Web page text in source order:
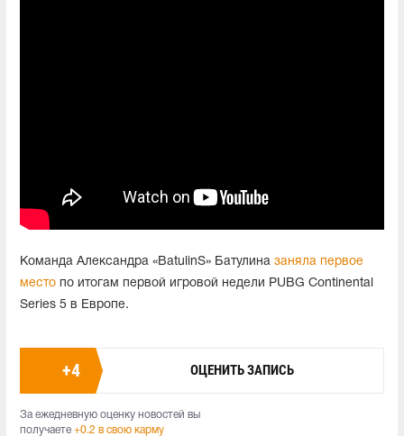
Команда Александра «BatulinS» Батулина заняла первое
место по итогам первой игровой недели PUBG Continental
Series 5 в Европе.
+4 ОЦЕНИТЬ ЗАПИСЬ
За ежедневную оценку новостей вы
получаете +0.2 в свою карму